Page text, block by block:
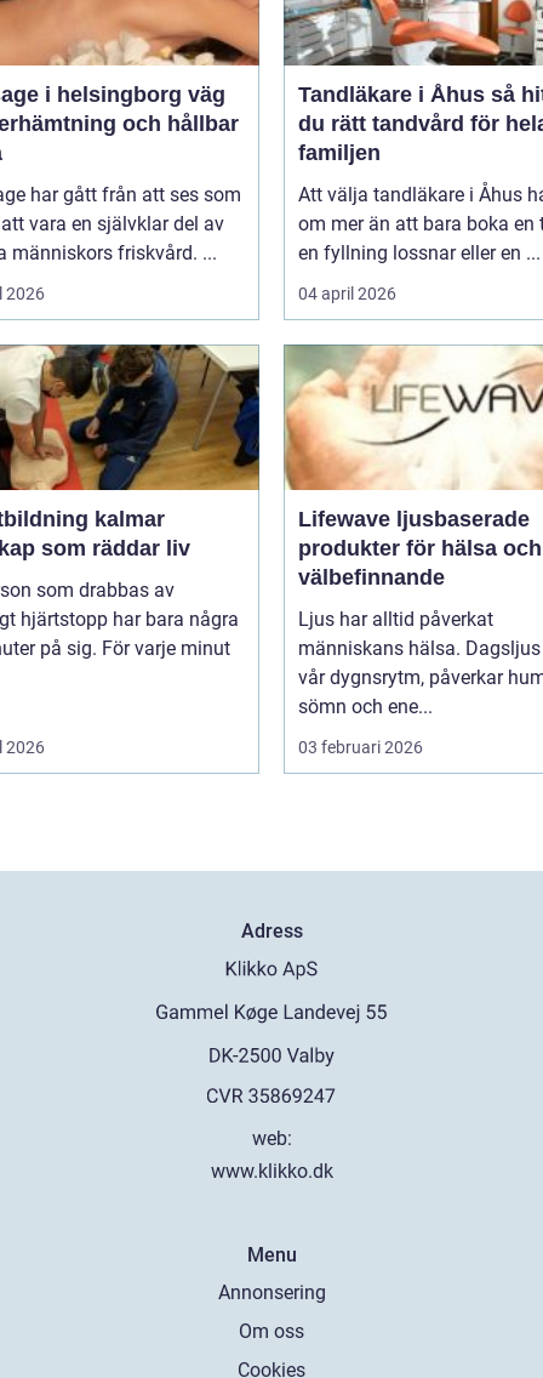
i helsingborg väg
och hållbar
har gått från att ses som
vara en självklar del av
människors friskvård. ...
2026
Tandläkare i Åhus så hittar
du rätt tandvård för
familjen
Att välja tandläkare i Åhus
om mer än att bara boka en
en fyllning lossnar eller en ...
04 april 2026
kalmar
som räddar liv
som drabbas av
hjärtstopp har bara några
på sig. För varje minut
2026
Lifewave ljusbaserade
produkter för hälsa och
välbefinnande
Ljus har alltid påverkat
människans hälsa.
vår dygnsrytm, påverkar
sömn och ene...
03 februari 2026
Adress
web:
www.klikko.dk
Menu
Annonsering
Om oss
Cookies